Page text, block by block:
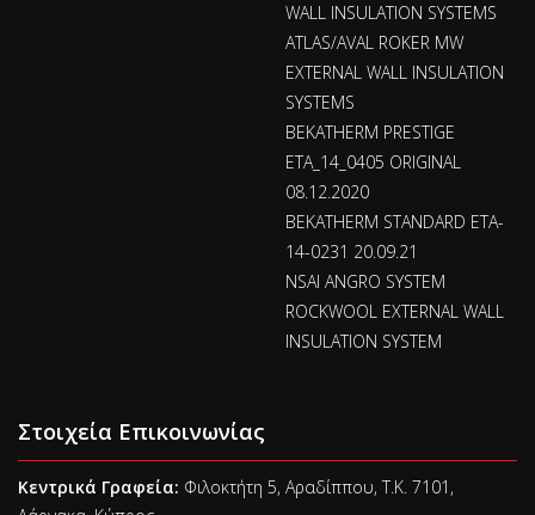
WALL INSULATION SYSTEMS
ATLAS/AVAL ROKER MW
EXTERNAL WALL INSULATION
SYSTEMS
BEKATHERM PRESTIGE
ETA_14_0405 ORIGINAL
08.12.2020
BEKATHERM STANDARD ETA-
14-0231 20.09.21
NSAI ANGRO SYSTEM
ROCKWOOL EXTERNAL WALL
INSULATION SYSTEM
Στοιχεία Επικοινωνίας
Κεντρικά Γραφεία: Φιλοκτήτη 5, Αραδίππου, Τ.Κ. 7101,